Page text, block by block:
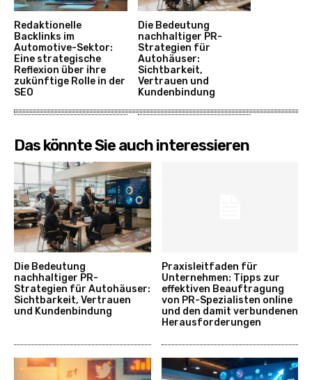
Redaktionelle
Backlinks im
Automotive-Sektor:
Eine strategische
Reflexion über ihre
zukünftige Rolle in der
SEO
Die Bedeutung
nachhaltiger PR-
Strategien für
Autohäuser:
Sichtbarkeit,
Vertrauen und
Kundenbindung
Das könnte Sie auch interessieren
Die Bedeutung
nachhaltiger PR-
Strategien für Autohäuser:
Sichtbarkeit, Vertrauen
und Kundenbindung
Praxisleitfaden für
Unternehmen: Tipps zur
effektiven Beauftragung
von PR-Spezialisten online
und den damit verbundenen
Herausforderungen